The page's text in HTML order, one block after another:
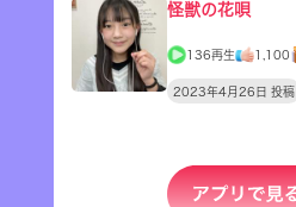
怪獣の花唄
136再生 1,100
2023年4月26日 投稿